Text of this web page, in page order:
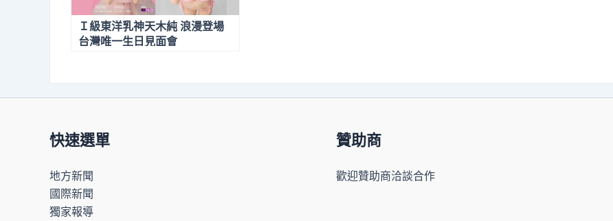
Ｉ級東洋乳神天木純 浪漫登場
台灣唯一生日見面會
快速選單
地方新聞
國際新聞
獨家報導
贊助商
歡迎贊助商洽談合作